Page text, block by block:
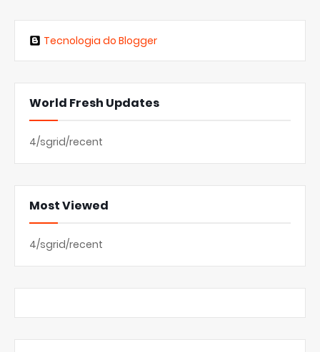
Tecnologia do Blogger
World Fresh Updates
4/sgrid/recent
Most Viewed
4/sgrid/recent